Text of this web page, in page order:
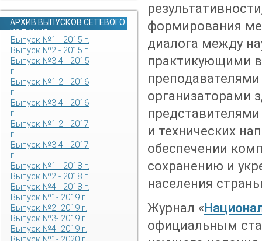
АРХИВ ВЫПУСКОВ СЕТЕВОГО
ИЗДАНИЯ
Выпуск №1 - 2015 г.
Выпуск №2 - 2015 г.
Выпуск №3-4 - 2015
г.
Выпуск №1-2 - 2016
г.
Выпуск №3-4 - 2016
г.
Выпуск №1-2 - 2017
г.
Выпуск №3-4 - 2017
г.
Выпуск №1 - 2018 г.
Выпуск №2 - 2018 г.
Выпуск №4 - 2018 г.
Выпуск №1- 2019 г.
Выпуск №2- 2019 г.
Выпуск №3- 2019 г.
Выпуск №4- 2019 г.
формирования
диалога между
практикующими
организаторами
и технических
обеспечении
сохранению и
населения
Журнал «
официальным